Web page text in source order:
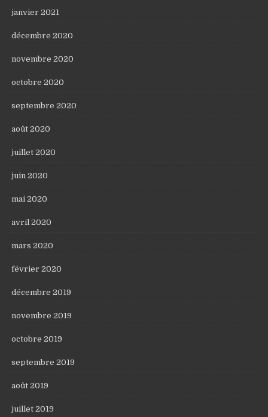
janvier 2021
décembre 2020
novembre 2020
octobre 2020
septembre 2020
août 2020
juillet 2020
juin 2020
mai 2020
avril 2020
mars 2020
février 2020
décembre 2019
novembre 2019
octobre 2019
septembre 2019
août 2019
juillet 2019